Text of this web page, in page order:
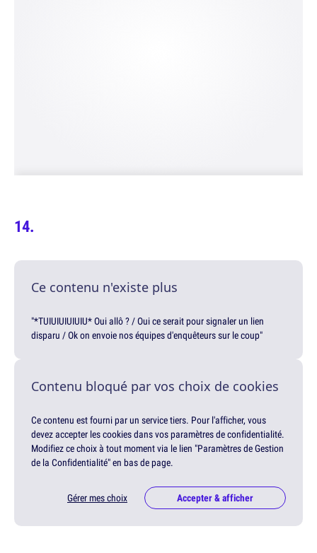
Ce contenu n'existe plus
"*TUIUIUIUIUIU* Oui allô ? / Oui ce serait pour signaler un lien
disparu / Ok on envoie nos équipes d'enquêteurs sur le coup"
Contenu bloqué par vos choix de cookies
Ce contenu est fourni par un service tiers. Pour l'afficher, vous
devez accepter les cookies dans vos paramètres de confidentialité.
Modifiez ce choix à tout moment via le lien "Paramètres de Gestion
de la Confidentialité" en bas de page.
Gérer mes choix Accepter & afficher